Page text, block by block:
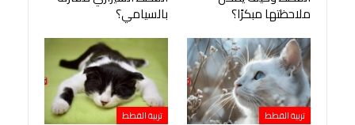
ملاحظتها مبكرًا؟ بالسيامي؟
تربية القطط تربية القطط